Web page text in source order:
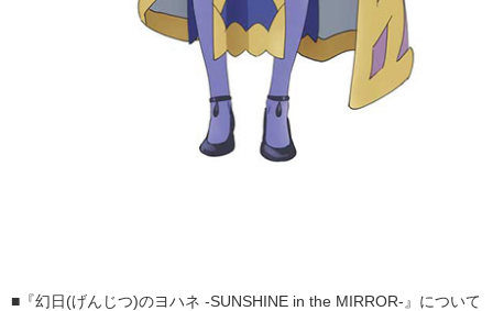
■『幻日(げんじつ)のヨハネ -SUNSHINE in the MIRROR-』について